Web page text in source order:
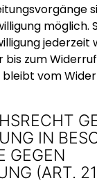
möglich.
jederzeit
bis zum
vom
IN
GEGEN
(ART.